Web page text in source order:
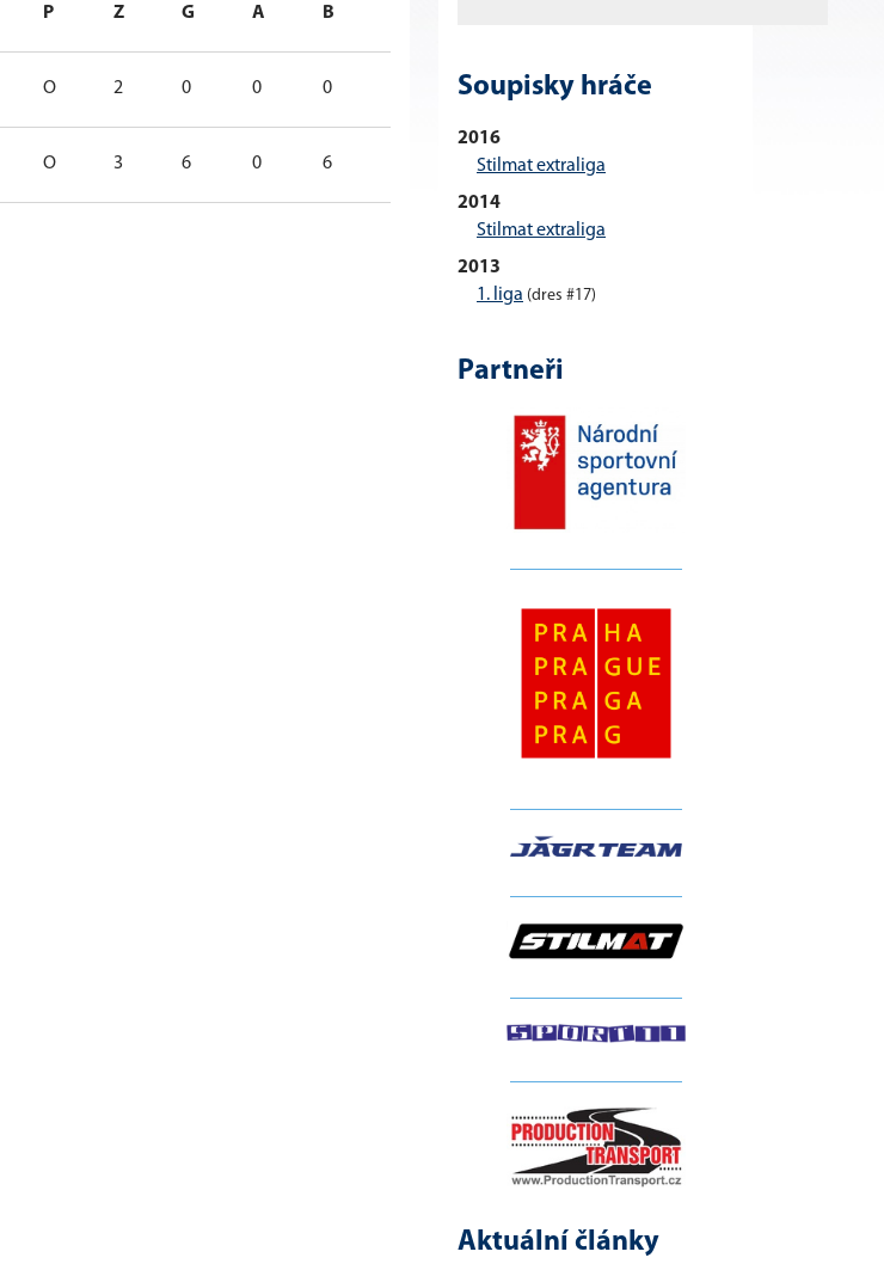
P Z G A B
O 2 0 0 0 0 0 2
O 3 6 0 6 0
Soupisky hráče
2016
Stilmat extraliga
2014
Stilmat extraliga
2013
1. liga (dres #17)
Partneři
Aktuální články